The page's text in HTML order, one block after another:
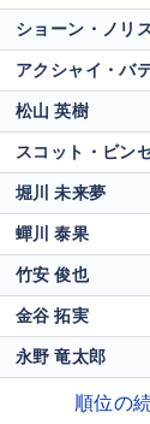
ショーン・ノリ
松山 英樹
堀川 未来夢
蟬川 泰果
竹安 俊也
金谷 拓実
永野 竜太郎
順位の